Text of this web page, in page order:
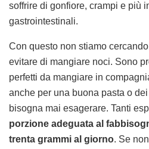
soffrire di gonfiore, crampi e più
gastrointestinali.
Con questo non stiamo
evitare di mangiare noci. Sono
perfetti da mangiare in
anche per una buona pasta o
bisogna mai esagerare. Tanti
porzione adeguata al
trenta grammi al giorno. Se